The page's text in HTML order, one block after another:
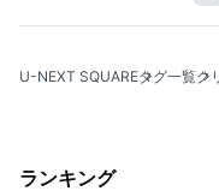
U-NEXT SQUAREタグ一覧ク
ランキング